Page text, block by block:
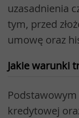
uzasadnienia
tym, przed
umowę oraz
Jakie warunki
kredytowej